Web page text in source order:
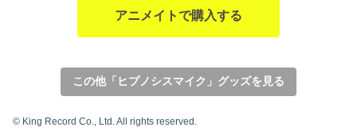
アニメイトで購入する
この他「ヒプノシスマイク」グッズを見る
© King Record Co., Ltd. All rights reserved.